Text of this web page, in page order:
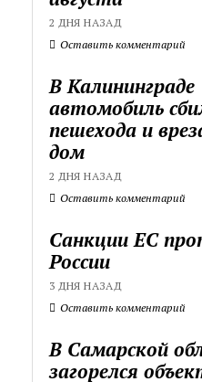
2 ДНЯ НАЗАД
Оставить комментарий
В Калининграде
автомобиль
пешехода и
дом
2 ДНЯ НАЗАД
Оставить комментарий
Санкции ЕС
России
3 ДНЯ НАЗАД
Оставить комментарий
В Самарской
загорелся